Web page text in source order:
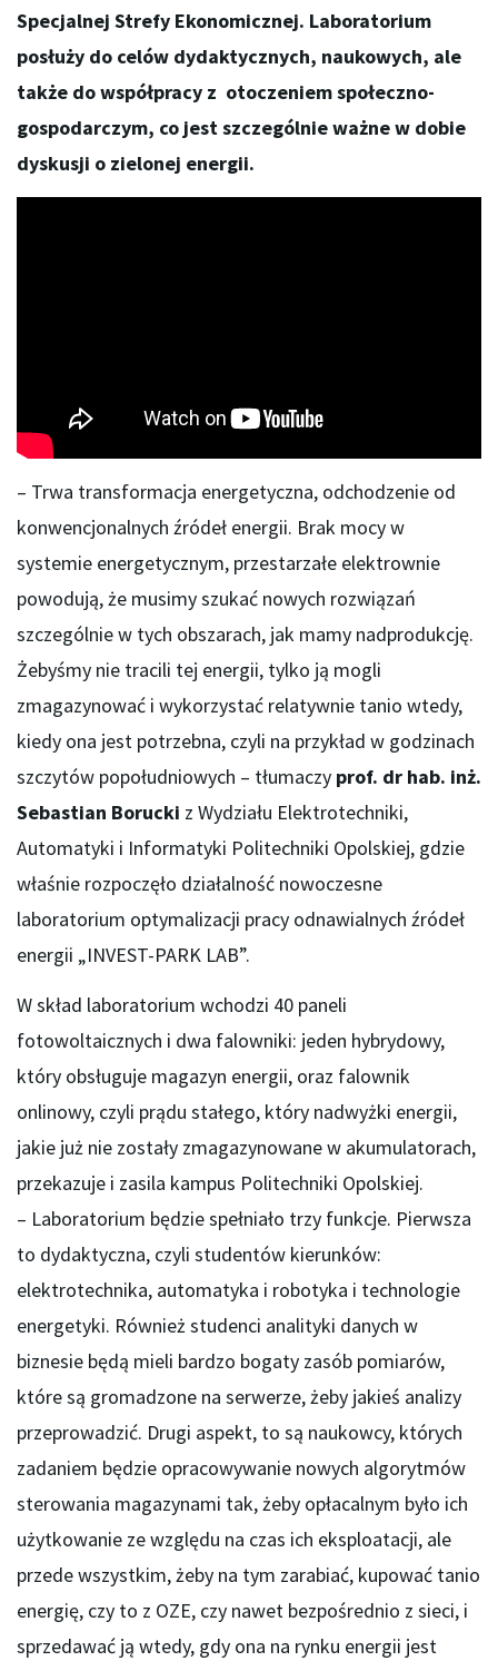
Specjalnej Strefy Ekonomicznej. Laboratorium
posłuży do celów dydaktycznych, naukowych, ale
także do współpracy z otoczeniem społeczno-
gospodarczym, co jest szczególnie ważne w dobie
dyskusji o zielonej energii.
– Trwa transformacja energetyczna, odchodzenie od
konwencjonalnych źródeł energii. Brak mocy w
systemie energetycznym, przestarzałe elektrownie
powodują, że musimy szukać nowych rozwiązań
szczególnie w tych obszarach, jak mamy nadprodukcję.
Żebyśmy nie tracili tej energii, tylko ją mogli
zmagazynować i wykorzystać relatywnie tanio wtedy,
kiedy ona jest potrzebna, czyli na przykład w godzinach
szczytów popołudniowych – tłumaczy prof. dr hab. inż.
Sebastian Borucki z Wydziału Elektrotechniki,
Automatyki i Informatyki Politechniki Opolskiej, gdzie
właśnie rozpoczęło działalność nowoczesne
laboratorium optymalizacji pracy odnawialnych źródeł
energii „INVEST-PARK LAB”.
W skład laboratorium wchodzi 40 paneli
fotowoltaicznych i dwa falowniki: jeden hybrydowy,
który obsługuje magazyn energii, oraz falownik
onlinowy, czyli prądu stałego, który nadwyżki energii,
jakie już nie zostały zmagazynowane w akumulatorach,
przekazuje i zasila kampus Politechniki Opolskiej.
– Laboratorium będzie spełniało trzy funkcje. Pierwsza
to dydaktyczna, czyli studentów kierunków:
elektrotechnika, automatyka i robotyka i technologie
energetyki. Również studenci analityki danych w
biznesie będą mieli bardzo bogaty zasób pomiarów,
które są gromadzone na serwerze, żeby jakieś analizy
przeprowadzić. Drugi aspekt, to są naukowcy, których
zadaniem będzie opracowywanie nowych algorytmów
sterowania magazynami tak, żeby opłacalnym było ich
użytkowanie ze względu na czas ich eksploatacji, ale
przede wszystkim, żeby na tym zarabiać, kupować tanio
energię, czy to z OZE, czy nawet bezpośrednio z sieci, i
sprzedawać ją wtedy, gdy ona na rynku energii jest